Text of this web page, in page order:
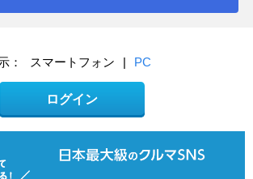
： スマートフォン | PC
ログイン